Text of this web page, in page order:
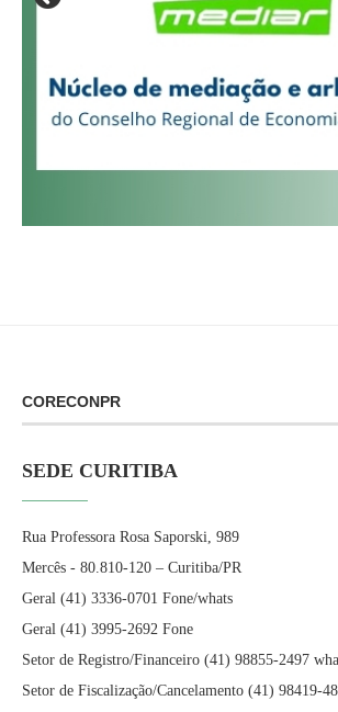
CORECONPR
SEDE CURITIBA
Rua Professora Rosa Saporski, 989
Mercês - 80.810-120 – Curitiba/PR
Geral (41) 3336-0701 Fone/whats
Geral (41) 3995-2692 Fone
Setor de Registro/Financeiro (41) 98855-2497
Setor de Fiscalização/Cancelamento (41) 98419-